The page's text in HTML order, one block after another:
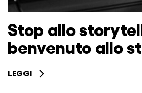
Stop allo
benvenuto allo
LEGGI